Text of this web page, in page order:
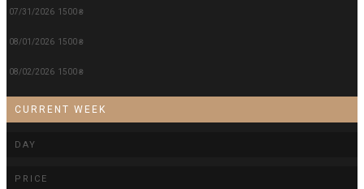
07/31/2026 1500 ₴
08/01/2026 1500 ₴
08/02/2026 1500 ₴
CURRENT WEEK
DAY
PRICE